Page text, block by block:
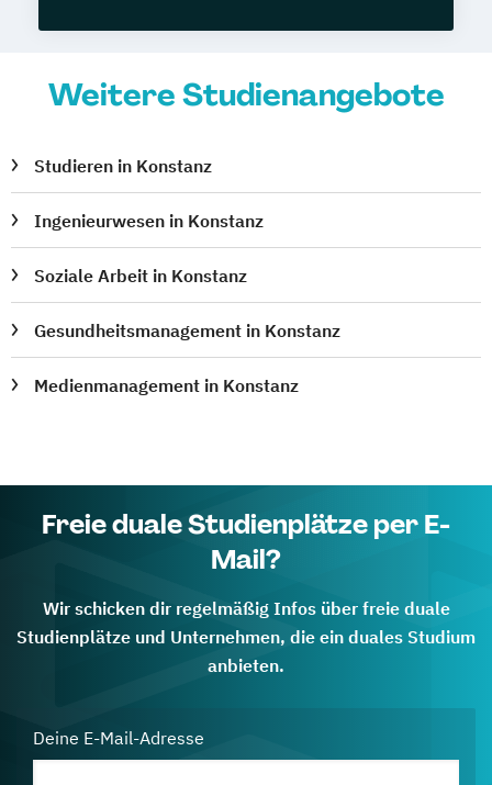
Weitere Studienangebote
Studieren in Konstanz
Ingenieurwesen in Konstanz
Soziale Arbeit in Konstanz
Gesundheitsmanagement in Konstanz
Medienmanagement in Konstanz
Freie duale Studienplätze per E-
Mail?
Wir schicken dir regelmäßig Infos über freie duale
Studienplätze und Unternehmen, die ein duales Studium
anbieten.
Deine E-Mail-Adresse